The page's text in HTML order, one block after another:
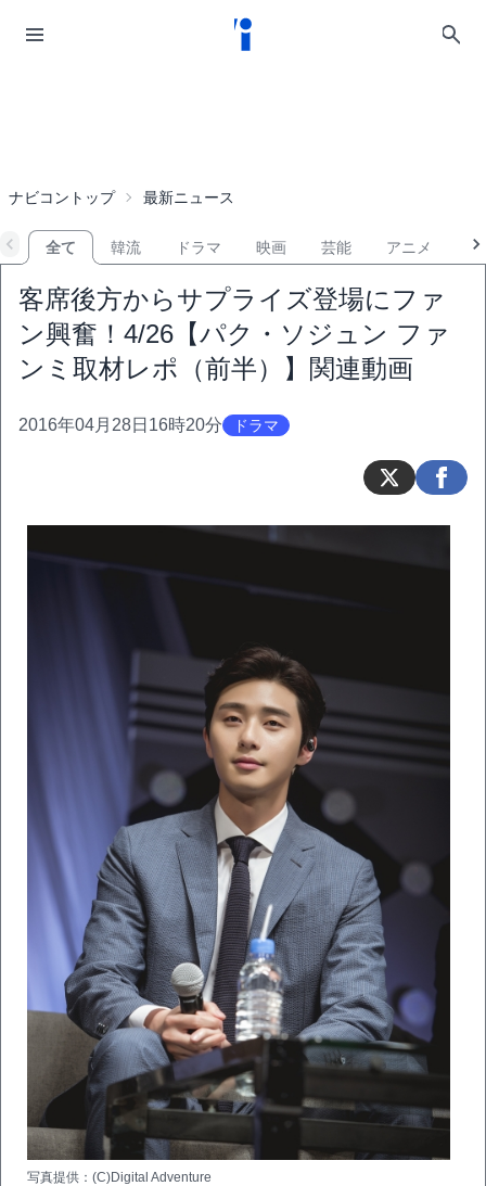
ナビコントップ 最新ニュース
全て 韓流 ドラマ 映画 芸能 アニメ
客席後方からサプライズ登場にファ
ン興奮！4/26【パク・ソジュン ファ
ンミ取材レポ（前半）】関連動画
2016年04月28日16時20分 ドラマ
写真提供：(C)Digital Adventure